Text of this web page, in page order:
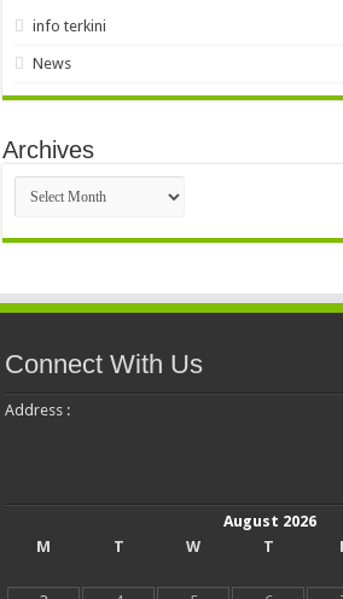
info terkini
News
Archives
Archives
Connect With Us
Address :
August 2026
M
T W T